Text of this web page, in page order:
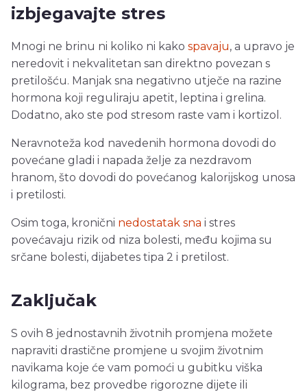
izbjegavajte stres
Mnogi ne brinu ni koliko ni kako spavaju, a upravo je
neredovit i nekvalitetan san direktno povezan s
pretilošću. Manjak sna negativno utječe na razine
hormona koji reguliraju apetit, leptina i grelina.
Dodatno, ako ste pod stresom raste vam i kortizol.
Neravnoteža kod navedenih hormona dovodi do
povećane gladi i napada želje za nezdravom
hranom, što dovodi do povećanog kalorijskog unosa
i pretilosti.
Osim toga, kronični nedostatak sna i stres
povećavaju rizik od niza bolesti, među kojima su
srčane bolesti, dijabetes tipa 2 i pretilost.
Zaključak
S ovih 8 jednostavnih životnih promjena možete
napraviti drastične promjene u svojim životnim
navikama koje će vam pomoći u gubitku viška
kilograma, bez provedbe rigorozne dijete ili